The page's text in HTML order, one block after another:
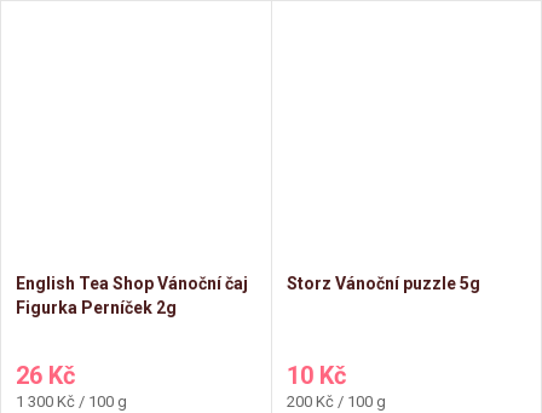
English Tea Shop Vánoční čaj
Figurka Perníček 2g
26 Kč
Měrná
1 300 Kč / 100 g
Storz Vánoční puzzle 5g
10 Kč
Měrná
200 Kč / 100 g